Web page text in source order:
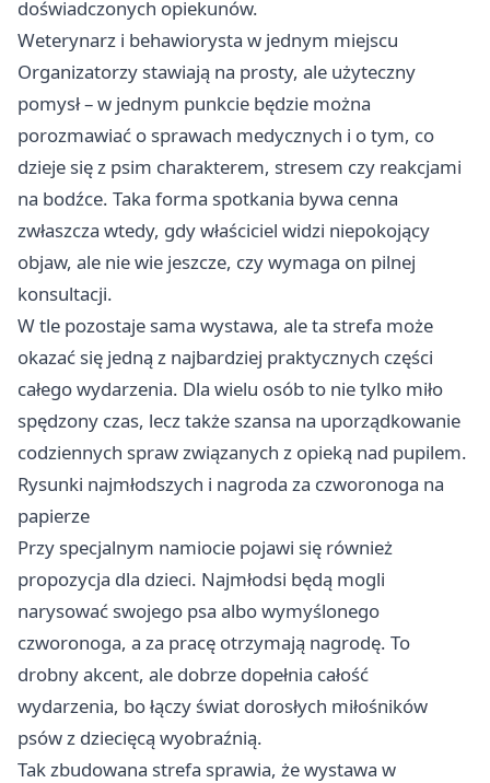
doświadczonych opiekunów.
Weterynarz i behawiorysta w jednym miejscu
Organizatorzy stawiają na prosty, ale użyteczny
pomysł – w jednym punkcie będzie można
porozmawiać o sprawach medycznych i o tym, co
dzieje się z psim charakterem, stresem czy reakcjami
na bodźce. Taka forma spotkania bywa cenna
zwłaszcza wtedy, gdy właściciel widzi niepokojący
objaw, ale nie wie jeszcze, czy wymaga on pilnej
konsultacji.
W tle pozostaje sama wystawa, ale ta strefa może
okazać się jedną z najbardziej praktycznych części
całego wydarzenia. Dla wielu osób to nie tylko miło
spędzony czas, lecz także szansa na uporządkowanie
codziennych spraw związanych z opieką nad pupilem.
Rysunki najmłodszych i nagroda za czworonoga na
papierze
Przy specjalnym namiocie pojawi się również
propozycja dla dzieci. Najmłodsi będą mogli
narysować swojego psa albo wymyślonego
czworonoga, a za pracę otrzymają nagrodę. To
drobny akcent, ale dobrze dopełnia całość
wydarzenia, bo łączy świat dorosłych miłośników
psów z dziecięcą wyobraźnią.
Tak zbudowana strefa sprawia, że wystawa w